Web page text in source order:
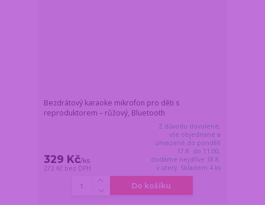
Bezdrátový karaoke mikrofon pro děti s
reproduktorem – růžový, Bluetooth
329 Kč/ks
272 Kč bez DPH
Z důvodu dovolené,
vše objednané a
uhrazené do pondělí
17.8. do 11:00,
dodáme nejdříve 18.8.
v úterý. Skladem 4 ks
Do košíku